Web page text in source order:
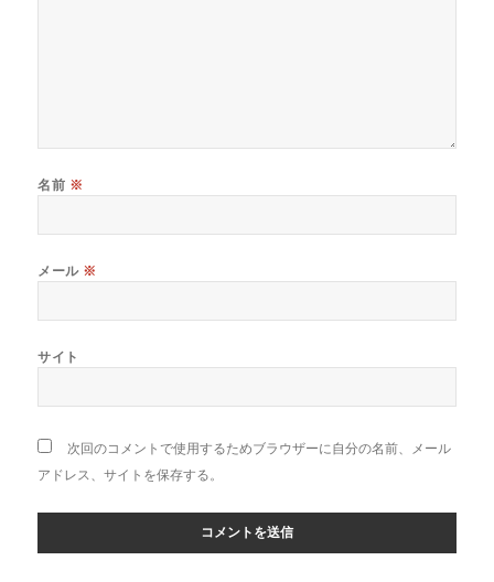
名前 ※
メール ※
サイト
次回のコメントで使用するためブラウザーに自分の名前、メール
アドレス、サイトを保存する。